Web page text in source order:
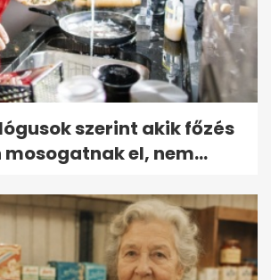
szerint akik főzés
mosogatnak el, nem...